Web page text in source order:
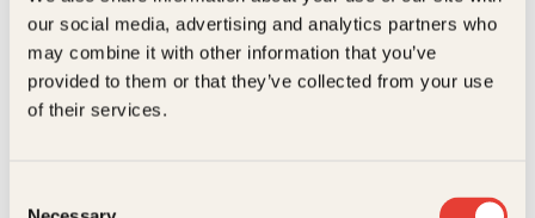
our social media, advertising and analytics partners who
may combine it with other information that you’ve
provided to them or that they’ve collected from your use
of their services.
Miraklenes tid
Det første bryllupeter første bok i serienMiraklenes tid,
gripende slektsdrama fra de omveltende tiårene før og
etter mirakelåret 1814.